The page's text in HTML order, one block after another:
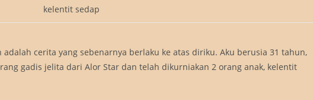
kelentit sedap
cerita yang sebenarnya berlaku ke atas diriku. Aku berusia 31 tahun,
gadis jelita dari Alor Star dan telah dikurniakan 2 orang anak, kelentit